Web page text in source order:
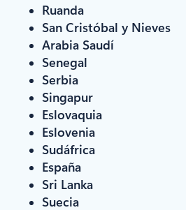
Ruanda
San Cristóbal y Nieves
Arabia Saudí
Senegal
Serbia
Singapur
Eslovaquia
Eslovenia
Sudáfrica
España
Sri Lanka
Suecia